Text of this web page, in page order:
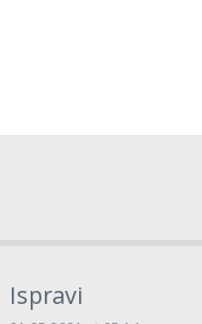
Ispravi